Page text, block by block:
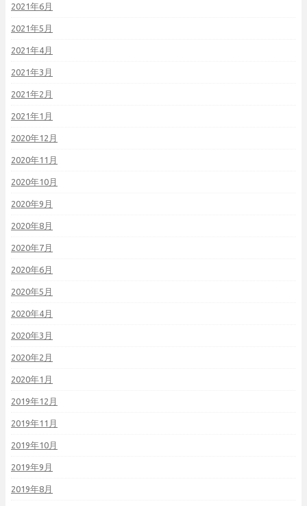
2021年6月
2021年5月
2021年4月
2021年3月
2021年2月
2021年1月
2020年12月
2020年11月
2020年10月
2020年9月
2020年8月
2020年7月
2020年6月
2020年5月
2020年4月
2020年3月
2020年2月
2020年1月
2019年12月
2019年11月
2019年10月
2019年9月
2019年8月